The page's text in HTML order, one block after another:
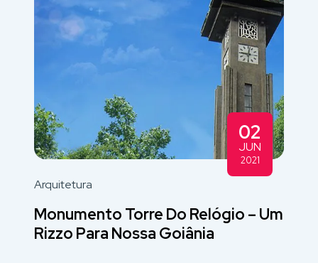
02
JUN
2021
Arquitetura
Monumento Torre Do Relógio – Um
Rizzo Para Nossa Goiânia